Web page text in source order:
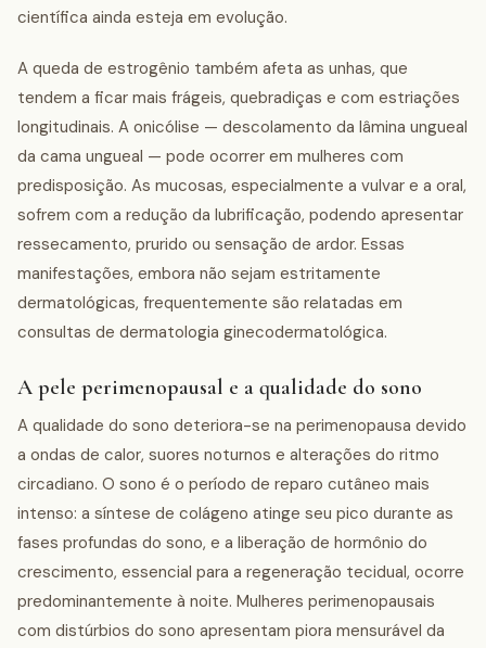
científica ainda esteja em evolução.
A queda de estrogênio também afeta as unhas, que
tendem a ficar mais frágeis, quebradiças e com estriações
longitudinais. A onicólise — descolamento da lâmina ungueal
da cama ungueal — pode ocorrer em mulheres com
predisposição. As mucosas, especialmente a vulvar e a oral,
sofrem com a redução da lubrificação, podendo apresentar
ressecamento, prurido ou sensação de ardor. Essas
manifestações, embora não sejam estritamente
dermatológicas, frequentemente são relatadas em
consultas de dermatologia ginecodermatológica.
A pele perimenopausal e a qualidade do sono
A qualidade do sono deteriora-se na perimenopausa devido
a ondas de calor, suores noturnos e alterações do ritmo
circadiano. O sono é o período de reparo cutâneo mais
intenso: a síntese de colágeno atinge seu pico durante as
fases profundas do sono, e a liberação de hormônio do
crescimento, essencial para a regeneração tecidual, ocorre
predominantemente à noite. Mulheres perimenopausais
com distúrbios do sono apresentam piora mensurável da